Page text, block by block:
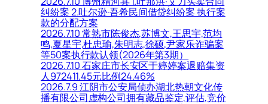
纠纷案 2.吐尔逊·吾希民间借贷纠纷案 执行案
款的分配方案
2026.7.10 常熟市陈俊杰,苏博文,王思宇,范均
鸣,夏星宇,杜忠瑜,朱明志,徐硕,尹家乐诈骗案
等50案执行款认领(2026年第3期）
2026.7.10 石家庄市长安区于婷婷案退赔集资
人972411.45元比例24.46%
2026.7.9 江阴市公安局侦办湖北热朝文化传
播有限公司虚构公司拥有藏品鉴定,评估,竞价